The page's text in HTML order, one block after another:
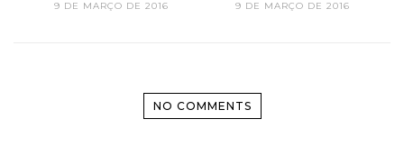
9 DE MARÇO DE 2016 9 DE MARÇO DE 2016
NO COMMENTS